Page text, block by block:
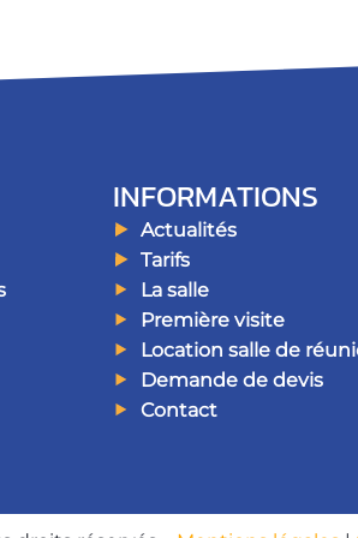
INFORMATIONS
Actualités
Tarifs
La salle
Première visite
Location salle de
Demande de devis
Contact